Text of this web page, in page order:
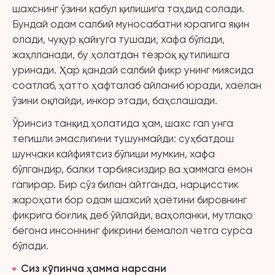
шахснинг ўзини қабул қилишига таҳдид солади.
Бундай одам салбий муносабатни юрагига яқин
олади, чуқур қайғуга тушади, хафа бўлади,
жаҳлланади, бу ҳолатдан тезроқ қутилишга
уринади. Ҳар қандай салбий фикр унинг миясида
соатлаб, ҳатто ҳафталаб айланиб юради, хаёлан
ўзини оқлайди, инкор этади, баҳслашади.
Ўринсиз танқид ҳолатида ҳам, шахс гап унга
тегишли эмаслигини тушунмайди: суҳбатдош
шунчаки кайфиятсиз бўлиши мумкин, хафа
бўлгандир, балки тарбиясиздир ва ҳаммага ёмон
гапирар. Бир сўз билан айтганда, нарцисстик
жароҳати бор одам шахсий ҳаётини бировнинг
фикрига боғлиқ деб ўйлайди, ваҳоланки, мутлақо
бегона инсоннинг фикрини бемалол четга сурса
бўлади.
Сиз кўпинча ҳамма нарсани